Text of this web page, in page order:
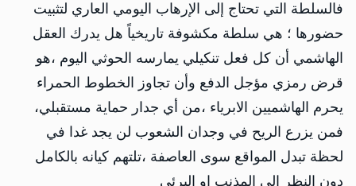
فالسلطة التي تحتاج إلى الإرهاب اليومي العاري لتثبيت
حضورها ؛ هي سلطة مكشوفة تاريخياً هل يدرك العقل
الهاشمي أن كل فعل تنكيلي يمارسه الحوثي اليوم ،هو
قرض رمزي مؤجل الدفع وأن تجاوز الخطوط الحمراء
يحرم الهاشميين الابرياء ،من أي جدار حماية مستقبلي،
فمن يزرع الريح في وجدان الشعوب لن يجد غدا في
لحظة تبدل المواقع سوى العاصفة ،تلتهم كيانه بالكامل
دون النظر الى المذنب او البرئي